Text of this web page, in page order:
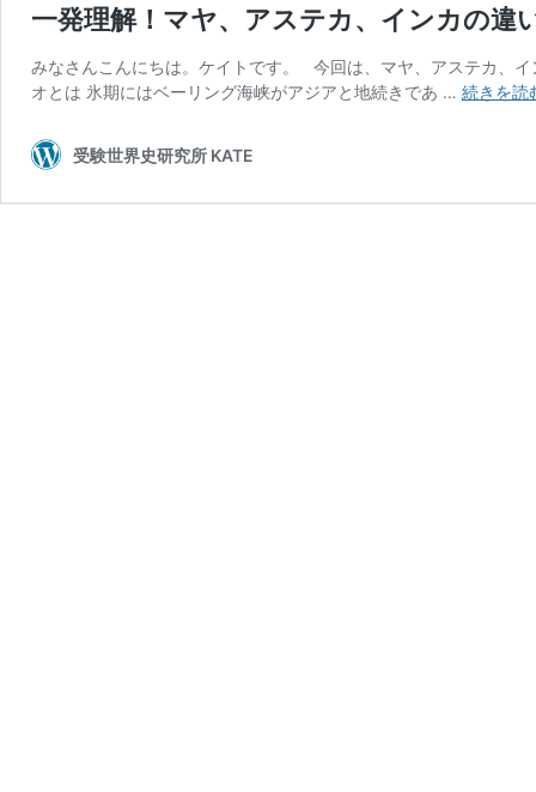
一発理解！マヤ、アステカ、インカの違
みなさんこんにちは。ケイトです。 今回は、マヤ、アステカ、
オとは 氷期にはベーリング海峡がアジアと地続きであ … 続きを読
受験世界史研究所 KATE